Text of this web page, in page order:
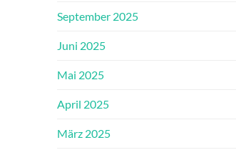
September 2025
Juni 2025
Mai 2025
April 2025
März 2025